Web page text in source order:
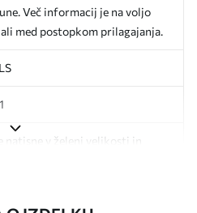
Več informacij je na voljo
med postopkom prilagajanja.
natisne v želeni velikosti in